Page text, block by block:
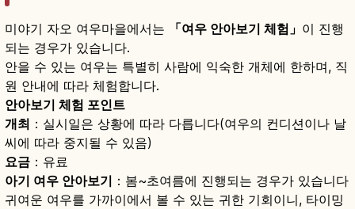
미야기 자오 여우마을에서는 「여우 안아보기 체험」 이 진행
되는 경우가 있습니다.
안을 수 있는 여우는 특별히 사람에 익숙한 개체에 한하며, 직
원 안내에 따라 체험합니다.
안아보기 체험 포인트
개최 ：실시일은 상황에 따라 다릅니다(여우의 컨디션이나 날
씨에 따라 중지될 수 있음)
요금 ：유료
아기 여우 안아보기 ：봄~초여름에 진행되는 경우가 있습니다
귀여운 여우를 가까이에서 볼 수 있는 귀한 기회이니, 타이밍